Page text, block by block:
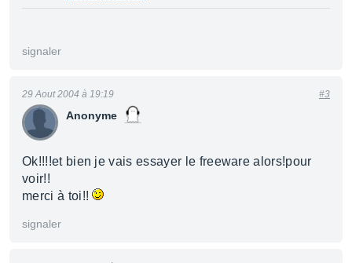
signaler
Anonyme
29 Aout 2004 à 19:19 #3
Ok!!!!et bien je vais essayer le freeware alors!pour
voir!!
merci à toi!!
signaler